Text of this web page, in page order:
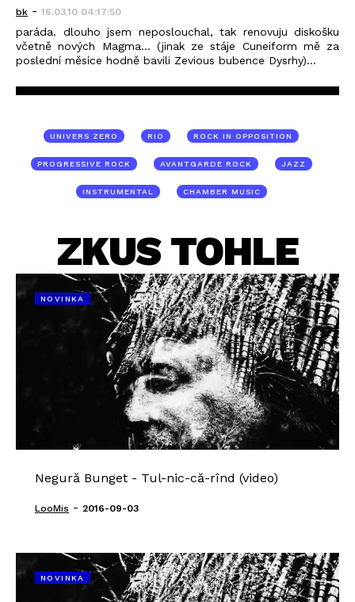
bk - 16.03.10 04:17:50
paráda. dlouho jsem neposlouchal, tak renovuju diskošku
včetně nových Magma... (jinak ze stáje Cuneiform mě za
poslední měsíce hodně bavili Zevious bubence Dysrhy)...
UNIVERS ZERO RIO ROCK IN OPPOSITION
PROGRESSIVE ROCK AVANTGARDE ROCK JAZZ
INSTRUMENTAL CHAMBER MUSIC
ZKUS TOHLE
NOVINKA
Negură Bunget - Tul-nic-că-rînd (video)
LooMis - 2016-09-03
NOVINKA